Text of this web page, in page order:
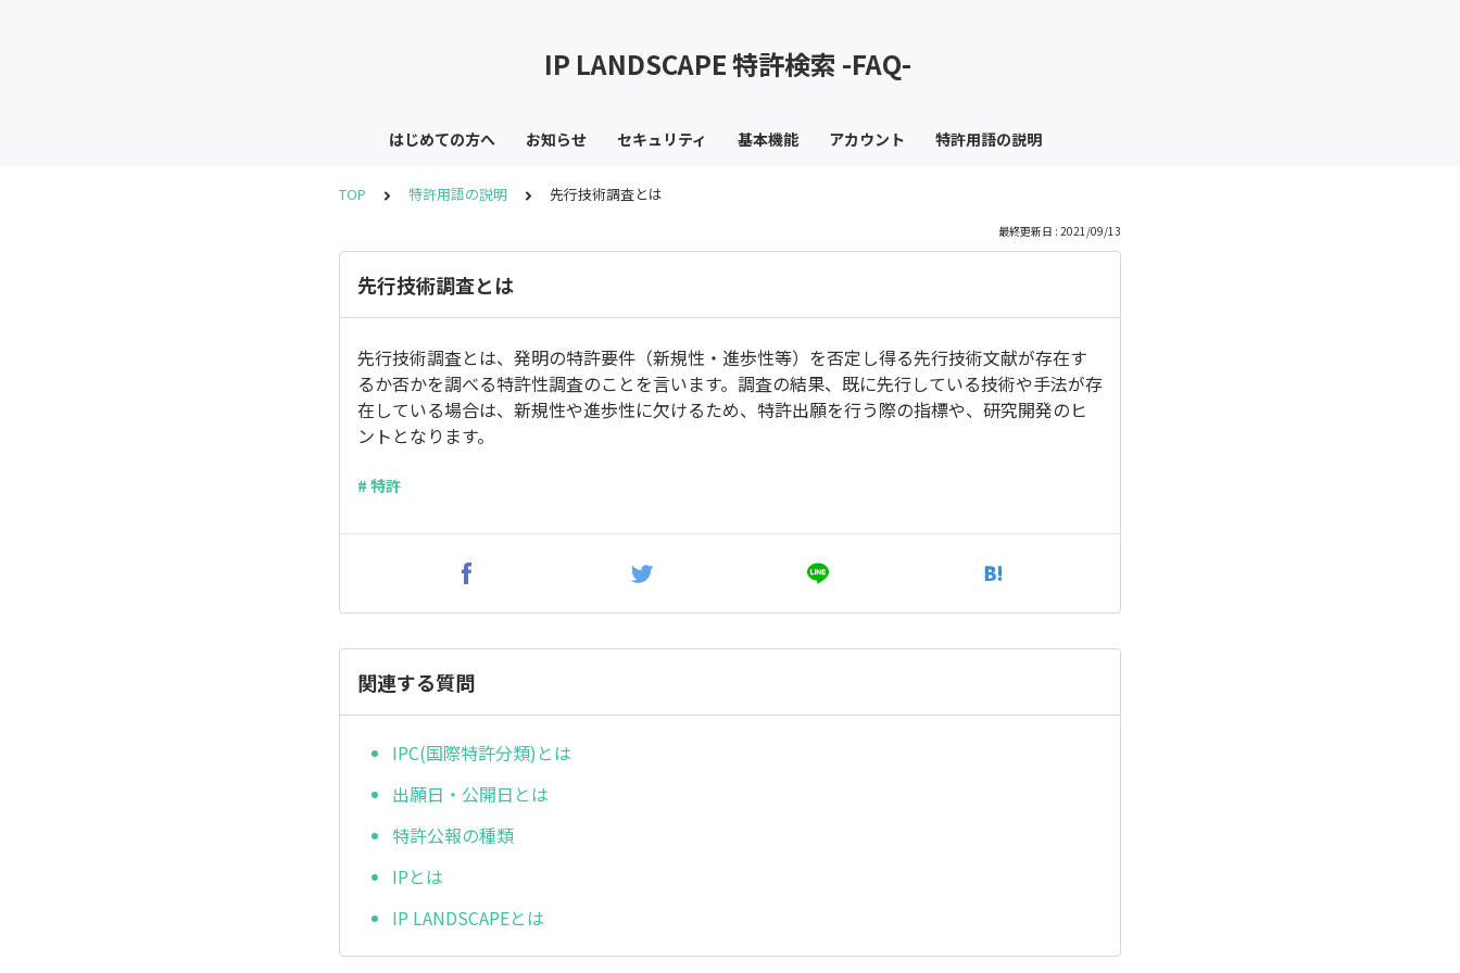
IP LANDSCAPE 特許検索 -FAQ-
はじめての方へ お知らせ セキュリティ 基本機能 アカウント 特許用語の説明
TOP 特許用語の説明 先行技術調査とは
最終更新日 : 2021/09/13
先行技術調査とは
先行技術調査とは、発明の特許要件（新規性・進歩性等）を否定し得る先行技術文献が存在す
るか否かを調べる特許性調査のことを言います。調査の結果、既に先行している技術や手法が存
在している場合は、新規性や進歩性に欠けるため、特許出願を行う際の指標や、研究開発のヒ
ントとなります。
# 特許
関連する質問
IPC(国際特許分類)とは
出願日・公開日とは
特許公報の種類
IPとは
IP LANDSCAPEとは